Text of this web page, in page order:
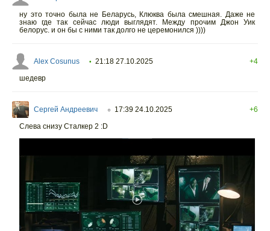
ну это точно была не Беларусь, Клюква была смешная. Даже не
знаю где так сейчас люди выглядят. Между прочим Джон Уик
белорус. и он бы с ними так долго не церемонился ))))
Alex Cosunus • 21:18 27.10.2025
+4
шедевр
Сергей Андреевич ○ 17:39 24.10.2025
+6
Слева снизу Сталкер 2 :D